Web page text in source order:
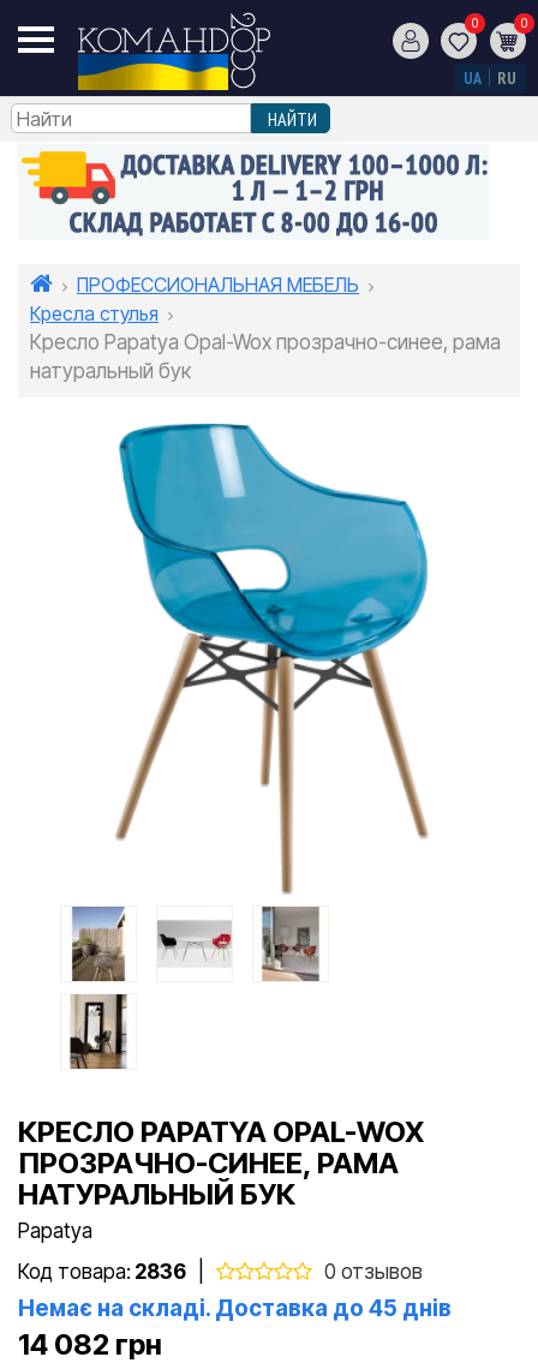
0 0
UA RU
ПРОФЕССИОНАЛЬНАЯ МЕБЕЛЬ
Кресла стулья
Кресло Papatya Opal-Wox прозрачно-синее, рама
натуральный бук
КРЕСЛО PAPATYA OPAL-WOX
ПРОЗРАЧНО-СИНЕЕ, РАМА
НАТУРАЛЬНЫЙ БУК
Papatya
Код товара: 2836 0 отзывов
Немає на складі. Доставка до 45 днів
14 082 грн